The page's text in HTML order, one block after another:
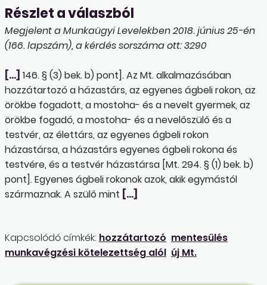
Részlet a válaszból
Megjelent a Munkaügyi Levelekben 2018. június 25-én
(166. lapszám), a kérdés sorszáma ott: 3290
[…] 146. § (3) bek. b) pont]. Az Mt. alkalmazásában
hozzátartozó a házastárs, az egyenes ágbeli rokon, az
örökbe fogadott, a mostoha- és a nevelt gyermek, az
örökbe fogadó, a mostoha- és a nevelőszülő és a
testvér, az élettárs, az egyenes ágbeli rokon
házastársa, a házastárs egyenes ágbeli rokona és
testvére, és a testvér házastársa [Mt. 294. § (1) bek. b)
pont]. Egyenes ágbeli rokonok azok, akik egymástól
származnak. A szülő mint […]
Kapcsolódó címkék: hozzátartozó mentesülés
munkavégzési kötelezettség alól új Mt.